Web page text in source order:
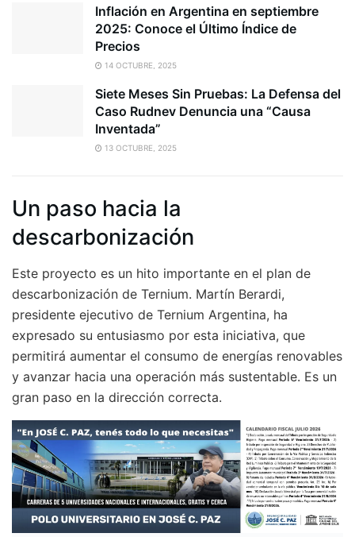
Inflación en Argentina en septiembre
2025: Conoce el Último Índice de
Precios
14 OCTUBRE, 2025
Siete Meses Sin Pruebas: La Defensa del
Caso Rudnev Denuncia una “Causa
Inventada”
13 OCTUBRE, 2025
Un paso hacia la
descarbonización
Este proyecto es un hito importante en el plan de
descarbonización de Ternium. Martín Berardi,
presidente ejecutivo de Ternium Argentina, ha
expresado su entusiasmo por esta iniciativa, que
permitirá aumentar el consumo de energías renovables
y avanzar hacia una operación más sustentable. Es un
gran paso en la dirección correcta.